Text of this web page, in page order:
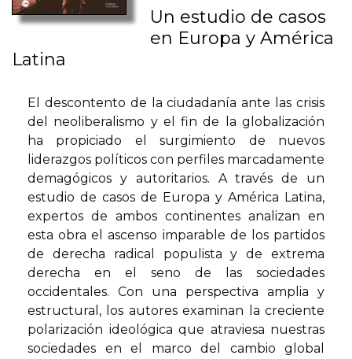
Un estudio de casos
en Europa y América
Latina
El descontento de la ciudadanía ante las crisis
del neoliberalismo y el fin de la globalización
ha propiciado el surgimiento de nuevos
liderazgos políticos con perfiles marcadamente
demagógicos y autoritarios. A través de un
estudio de casos de Europa y América Latina,
expertos de ambos continentes analizan en
esta obra el ascenso imparable de los partidos
de derecha radical populista y de extrema
derecha en el seno de las sociedades
occidentales. Con una perspectiva amplia y
estructural, los autores examinan la creciente
polarización ideológica que atraviesa nuestras
sociedades en el marco del cambio global